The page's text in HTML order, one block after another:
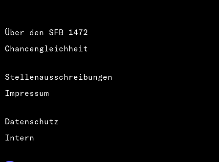
Über den SFB 1472
Chancengleichheit
Stellenausschreibungen
Impressum
Datenschutz
Intern